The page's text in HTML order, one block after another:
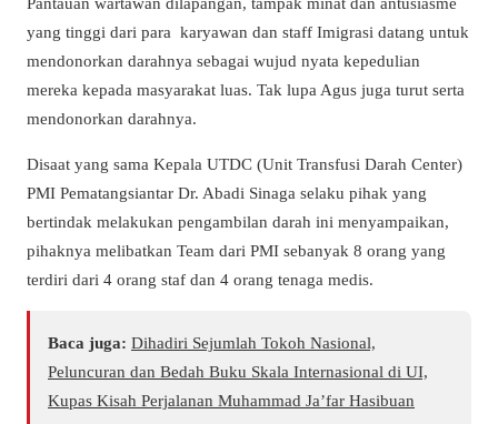
yang tinggi dari para karyawan dan staff Imigrasi datang untuk
mendonorkan darahnya sebagai wujud nyata kepedulian
mereka kepada masyarakat luas. Tak lupa Agus juga turut serta
mendonorkan darahnya.
Disaat yang sama Kepala UTDC (Unit Transfusi Darah Center)
PMI Pematangsiantar Dr. Abadi Sinaga selaku pihak yang
bertindak melakukan pengambilan darah ini menyampaikan,
pihaknya melibatkan Team dari PMI sebanyak 8 orang yang
terdiri dari 4 orang staf dan 4 orang tenaga medis.
Baca juga: Dihadiri Sejumlah Tokoh Nasional,
Peluncuran dan Bedah Buku Skala Internasional di UI,
Kupas Kisah Perjalanan Muhammad Ja’far Hasibuan